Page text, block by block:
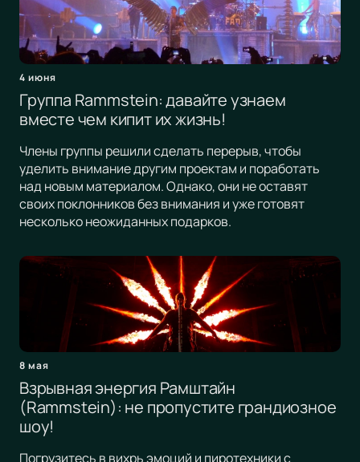
4 июня
Группа Rammstein: давайте узнаем
вместе чем кипит их жизнь!
Члены группы решили сделать перерыв, чтобы
уделить внимание другим проектам и поработать
над новым материалом. Однако, они не оставят
своих поклонников без внимания и уже готовят
несколько неожиданных подарков.
8 мая
Взрывная энергия Рамштайн
(Rammstein): не пропустите грандиозное
шоу!
Погрузитесь в вихрь эмоций и пиротехники с